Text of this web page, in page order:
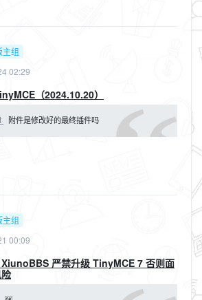
主组
02:29
（2024.10.20）
附件是修改好的最终插件吗
主组
00:09
XiunoBBS 严禁升级 TinyMCE 7 否则面